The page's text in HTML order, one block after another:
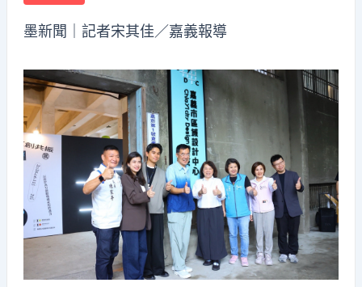
墨新聞 ｜記者宋其佳／嘉義報導